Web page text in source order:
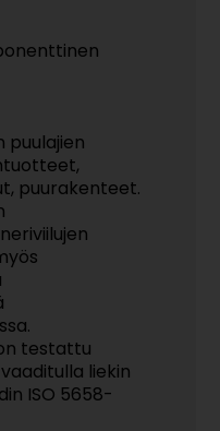
puulajien
puurakenteet.
testattu
liekin
ISO 5658-